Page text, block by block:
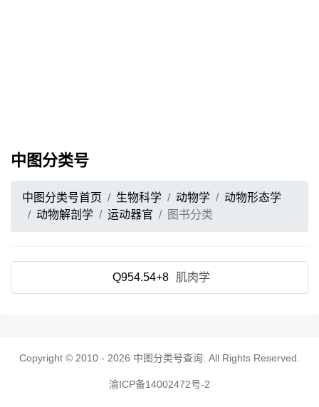
中图分类号
中图分类号首页 生物科学 动物学
动物形态学
动物解剖学
运动器官 图书分类
Q954.54+8 肌肉学
Copyright © 2010 - 2026 中图分类号查询 . All Rights Reserved.
渝ICP备14002472号-2